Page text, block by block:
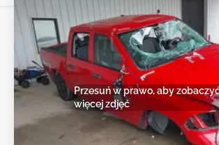
Przesuń w prawo, aby
więcej zdjęć